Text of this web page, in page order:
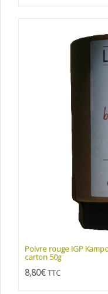
Poivre rouge IGP
carton 50g
8,80€ TTC